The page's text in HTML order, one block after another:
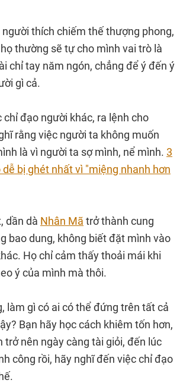
thích chiếm thế thượng phong,
thường sẽ tự cho mình vai trò là
chỉ tay năm ngón, chẳng để ý đến ý
gì cả.
chỉ đạo người khác, ra lệnh cho
rằng việc người ta không muốn
là vì người ta sợ mình, nể mình. 3
bị ghét nhất vì "miệng nhanh hơn
dần dà Nhân Mã trở thành cung
bao dung, không biết đặt mình vào
Họ chỉ cảm thấy thoải mái khi
ý của mình mà thôi.
làm gì có ai có thể đứng trên tất cả
Bạn hãy học cách khiêm tốn hơn,
trở nên ngày càng tài giỏi, đến lúc
công rồi, hãy nghĩ đến việc chỉ đạo